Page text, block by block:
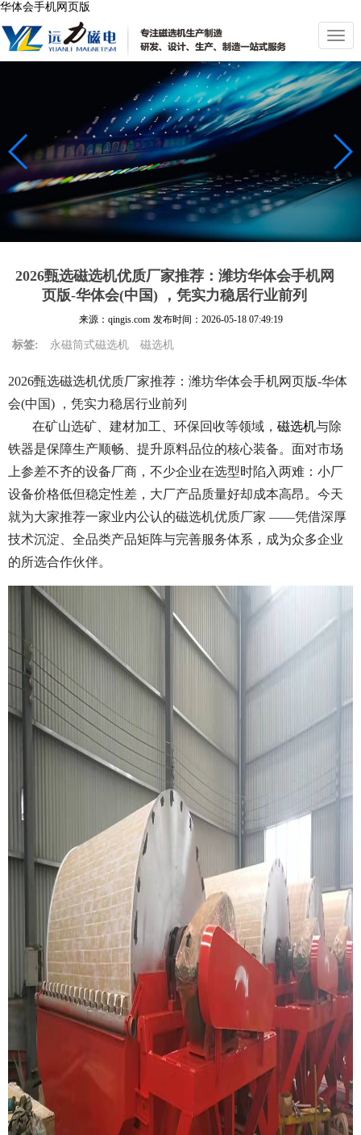
华体会手机网页版
切
换
导
航
2026甄选磁选机优质厂家推荐：潍坊华体会手机网
页版-华体会(中国) ，凭实力稳居行业前列
来源：qingis.com 发布时间： 2026-05-18 07:49:19
标签: 永磁筒式磁选机 磁选机
2026甄选磁选机优质厂家推荐：潍坊华体会手机网页版-华体
会(中国) ，凭实力稳居行业前列
在矿山选矿、建材加工、环保回收等领域， 磁选机与除
铁器是保障生产顺畅、提升原料品位的核心装备。面对市场
上参差不齐的设备厂商，不少企业在选型时陷入两难：小厂
设备价格低但稳定性差，大厂产品质量好却成本高昂。今天
就为大家推荐一家业内公认的磁选机优质厂家 ——凭借深厚
技术沉淀、全品类产品矩阵与完善服务体系，成为众多企业
的所选合作伙伴。